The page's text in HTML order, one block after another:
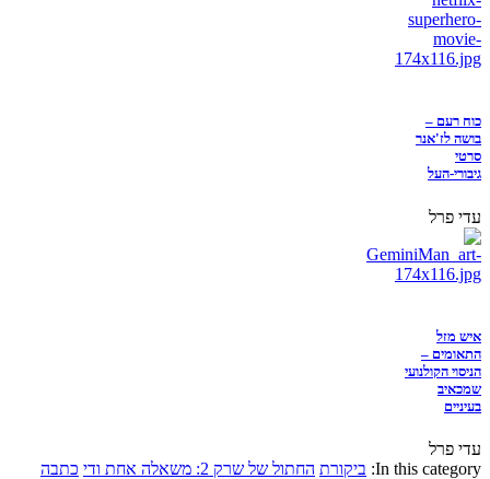
כוח רעם –
בושה לז'אנר
סרטי
גיבורי-העל
עדי פרל
איש מזל
התאומים –
הניסוי הקולנועי
שמכאיב
בעיניים
עדי פרל
In this category: ביקורת החתול של שרק 2: משאלה אחת ודי
כתבה